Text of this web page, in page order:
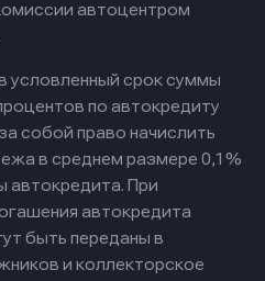
автоцентром
условленный срок суммы
по автокредиту
собой право начислить
в среднем размере 0,1%
автокредита. При
автокредита
быть переданы в
и коллекторское